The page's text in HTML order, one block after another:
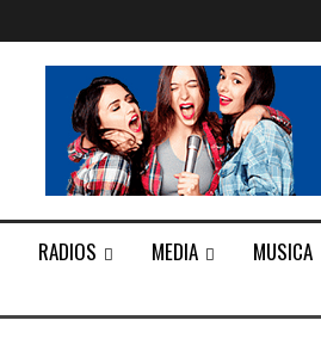
RADIOS MEDIA MUSICA